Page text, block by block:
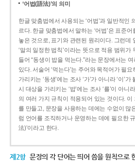
‘어법(語法)’의 의미
한글 맞춤법에서 사용되는 ‘어법’과 일반적인
르다. 한글 맞춤법에서 말하는 ‘어법’은 표준
놓은 것으로, 표기와 관련된 원리이다. 그런데
‘말의 일정한 법칙’이라는 뜻으로 적용 범위가
들어 “동생이 밥을 먹는다.”라는 문장에서는
있다. 서술어 ‘먹는다’는 주어와 목적어가 필
가리키는 ‘동생’에는 조사 ‘가’가 아니라 ‘이’
시 대상을 가리키는 ‘밥’에는 조사 ‘를’이 아니
의 여러 가지 규칙이 적용되어 있는 것이다. 이
를 만들고, 문장을 사용하는 데에는 수없이 많
럼 언어를 조직하거나 운영하는 데에 필요한
法)’이라고 한다.
제2항 문장의 각 단어는 띄어 씀을 원칙으로